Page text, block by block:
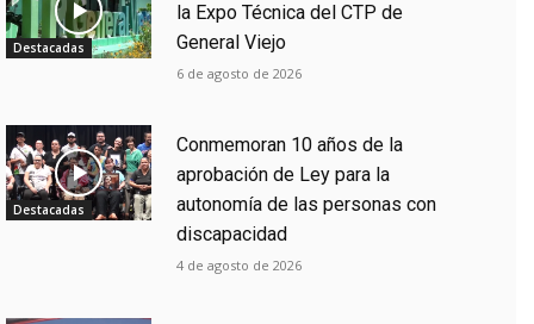
Destacadas
la Expo Técnica del CTP de
General Viejo
6 de agosto de 2026
Destacadas
Conmemoran 10 años de la
aprobación de Ley para la
autonomía de las personas con
discapacidad
4 de agosto de 2026